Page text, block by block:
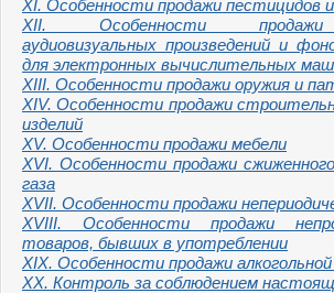
XI. Особенности продажи пестицидов
XII. Особенности продажи
аудиовизуальных произведений и
для электронных вычислительных
XIII. Особенности продажи оружия и
XIV. Особенности продажи
изделий
XV. Особенности продажи мебели
XVI. Особенности продажи
газа
XVII. Особенности продажи
XVIII. Особенности продажи
товаров, бывших в употреблении
XIX. Особенности продажи
XX. Контроль за соблюдением